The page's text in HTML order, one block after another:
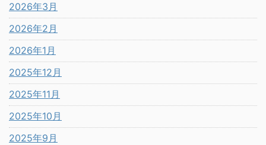
2026年3月
2026年2月
2026年1月
2025年12月
2025年11月
2025年10月
2025年9月